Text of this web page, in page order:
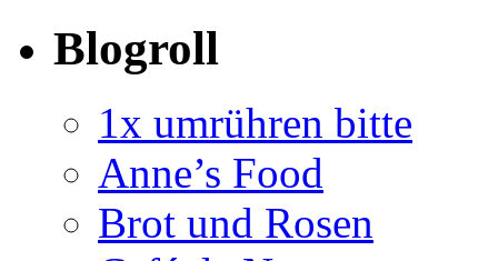
Blogroll
1x umrühren bitte
Anne’s Food
Brot und Rosen